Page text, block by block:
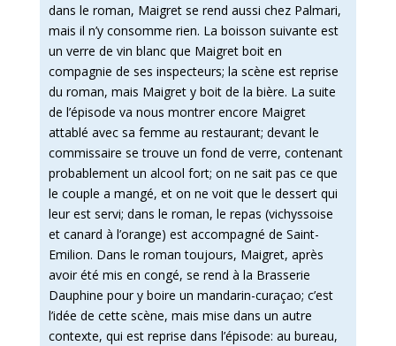
dans le roman, Maigret se rend aussi chez Palmari,
mais il n’y consomme rien. La boisson suivante est
un verre de vin blanc que Maigret boit en
compagnie de ses inspecteurs; la scène est reprise
du roman, mais Maigret y boit de la bière. La suite
de l’épisode va nous montrer encore Maigret
attablé avec sa femme au restaurant; devant le
commissaire se trouve un fond de verre, contenant
probablement un alcool fort; on ne sait pas ce que
le couple a mangé, et on ne voit que le dessert qui
leur est servi; dans le roman, le repas (vichyssoise
et canard à l’orange) est accompagné de Saint-
Emilion. Dans le roman toujours, Maigret, après
avoir été mis en congé, se rend à la Brasserie
Dauphine pour y boire un mandarin-curaçao; c’est
l’idée de cette scène, mais mise dans un autre
contexte, qui est reprise dans l’épisode: au bureau,